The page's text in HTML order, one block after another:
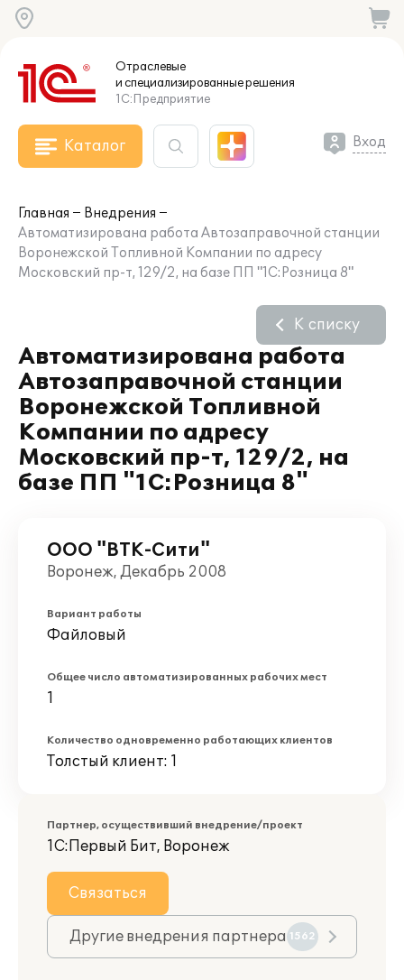
Отраслевые
и специализированныерешения
1С:Предприятие
Каталог Вход
Главная
Внедрения
Автоматизирована работа Автозаправочной станции
Воронежской Топливной Компании по адресу
Московский пр-т, 129/2, на базе ПП "1С:Розница 8"
Автоматизирована работа
Автозаправочной станции
Воронежской Топливной
Компании по адресу
Московский пр-т, 129/2, на
базе ПП "1С:Розница 8"
К списку
ООО "ВТК-Сити"
Воронеж, Декабрь 2008
Вариант работы
Файловый
Общее число автоматизированных рабочих мест
1
Количество одновременно работающих клиентов
Толстый клиент: 1
Партнер, осуществивший внедрение/проект
1С:Первый Бит, Воронеж
Связаться
Другие внедрения партнера 1562